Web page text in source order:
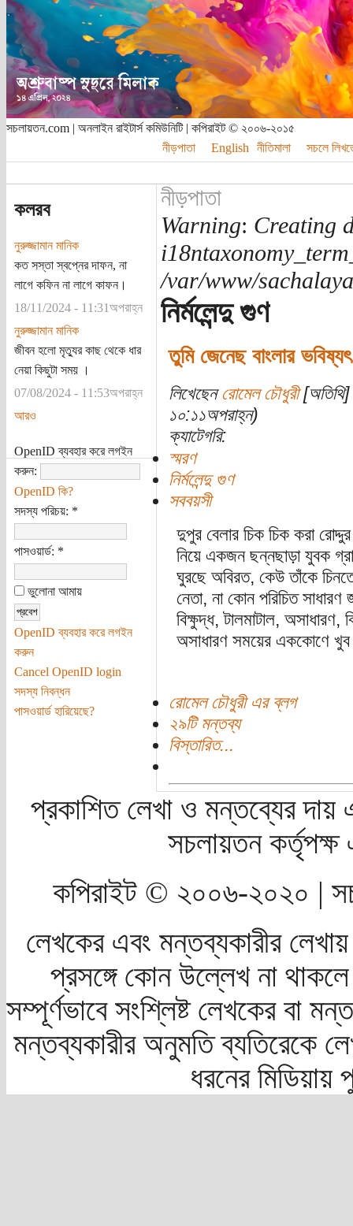
সচলায়তন.com | অনলাইন রাইটার্স কমিউনিটি | কপিরাইট © ২০০৬-২০১৫
নীড়পাতা
English নীতিমালা সচলে
কলরব
নুরুজ্জামান মানিক
কত সস্তা স্বপ্নের দাফন, না
লাগে কফিন না লাগে কাফন।
18/11/2024 - 11:31অপরাহ্ন
নুরুজ্জামান মানিক
জীবন হলো মৃত্যুর কাছ থেকে ধার
নেয়া কিছুটা সময় ।
07/08/2024 - 11:53অপরাহ্ন
আরও
OpenID ব্যবহার করে লগইন
করুন:
OpenID কি?
সদস্য পরিচয়: *
পাসওয়ার্ড: *
ভুলোনা আমায়
OpenID ব্যবহার করে লগইন
করুন
Cancel OpenID login
সদস্য নিবন্ধন
পাসওয়ার্ড হারিয়েছে?
নীড়পাতা
Warning: Creating
/var/www/
নির্মলেন্দু গুণ
তুমি জেনেছ বাংলার ভবিষ্যৎ
লিখেছেন রোমেল চৌধুরী[অতিথি]
১০:১১অপরাহ্ন)
ক্যাটেগরি:
স্মরণ
নির্মলেন্দু গুণ
সববয়সী
দুপুর বেলার চিক চিক করা
নিয়ে একজন ছন্নছাড়া যুবক
ঘুরছে অবিরত, কেউ তাঁকে
নেতা, না কোন পরিচিত
বিক্ষুদ্ধ, টালমাটাল,
অসাধারণ সময়ের এককোণে খুব
রোমেল চৌধুরী এর ব্লগ
২৯টি মন্তব্য
বিস্তারিত...
প্রকাশিত লেখা ও মন্তব্যের দায়
সচলায়তন
কপিরাইট © ২০০৬-২০২০ |
লেখকের এবং মন্তব্যকারীর
প্রসঙ্গে কোন উল্লেখ না
সম্পূর্ণভাবে সংশ্লিষ্ট লেখকের বা
মন্তব্যকারীর অনুমতি ব্যতিরেকে
ধরনের মিডিয়ায়